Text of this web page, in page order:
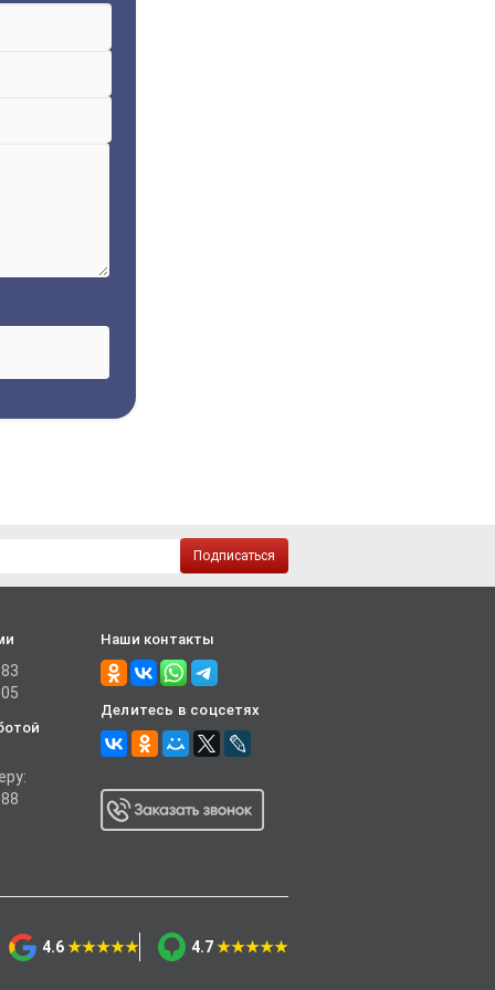
Подписаться
Наши контакты
Делитесь в соцсетях
4.6★★★★★ 4.7★★★★★